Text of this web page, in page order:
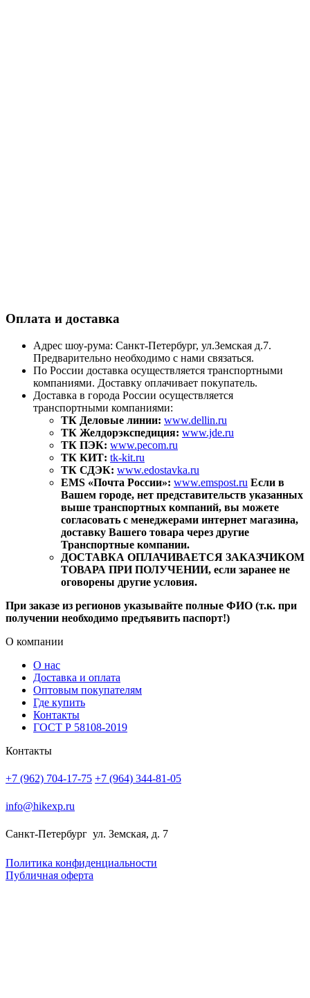
Оплата и доставка
Адрес шоу-рума: Санкт-Петербург, ул.Земская д.7.
Предварительно необходимо с нами связаться.
По России доставка осуществляется транспортными
компаниями. Доставку оплачивает покупатель.
Доставка в города России осуществляется
транспортными компаниями:
ТК Деловые линии: www.dellin.ru
ТК Желдорэкспедиция: www.jde.ru
ТК ПЭК: www.pecom.ru
ТК КИТ: tk-kit.ru
ТК СДЭК: www.edostavka.ru
EMS «Почта России»: www.emspost.ru Если в
Вашем городе, нет представительств указанных
выше транспортных компаний, вы можете
согласовать с менеджерами интернет магазина,
доставку Вашего товара через другие
Транспортные компании.
ДОСТАВКА ОПЛАЧИВАЕТСЯ ЗАКАЗЧИКОМ
ТОВАРА ПРИ ПОЛУЧЕНИИ, если заранее не
оговорены другие условия.
При заказе из регионов указывайте полные ФИО (т.к. при
получении необходимо предъявить паспорт!)
О компании
О нас
Доставка и оплата
Оптовым покупателям
Где купить
Контакты
ГОСТ Р 58108-2019
Контакты
+7 (962) 704-17-75 +7 (964) 344-81-05
info@hikexp.ru
Санкт-Петербург ул. Земская, д. 7
Политика конфиденциальности
Публичная оферта